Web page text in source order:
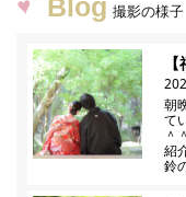
Blog 撮影の様子
朝
て
＾
紹
鈴